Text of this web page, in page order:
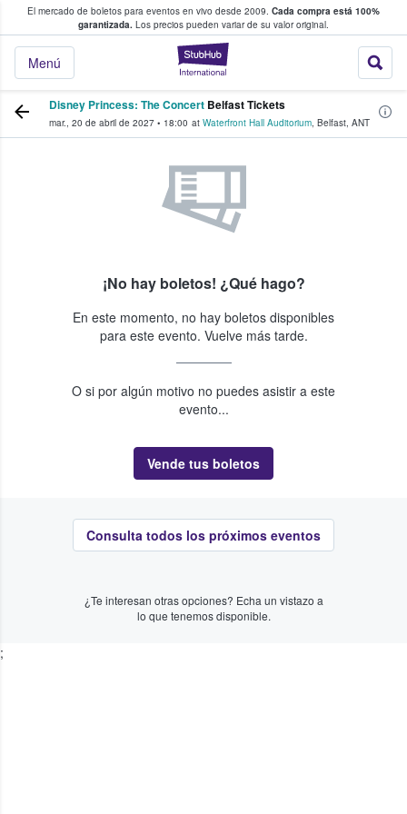
El mercado de boletos para eventos en vivo desde 2009. Cada compra está 100%
garantizada. Los precios pueden variar de su valor original.
StubHub: donde
Menú
fans compran y venden boletos
Disney Princess: The Concert Belfast Tickets
mar., 20 de abril de 2027 • 18:00 at Waterfront Hall Auditorium, Belfast, ANT
¡No hay boletos! ¿Qué hago?
En este momento, no hay boletos disponibles
para este evento. Vuelve más tarde.
O si por algún motivo no puedes asistir a este
evento...
Vende tus boletos
Consulta todos los próximos eventos
¿Te interesan otras opciones? Echa un vistazo a
lo que tenemos disponible.
;